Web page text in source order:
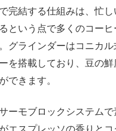
完結する仕組みは、忙
という点で多くのコー
グラインダーはコニカ
を搭載しており、豆の
できます。
ーモブロックシステムで
エスプレッソの香りと